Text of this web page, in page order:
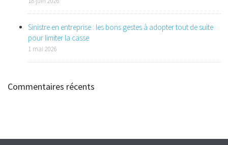
Sinistre en entreprise : les bons gestes à adopter tout de suite
pour limiter la casse
1 mai 2026
Commentaires récents